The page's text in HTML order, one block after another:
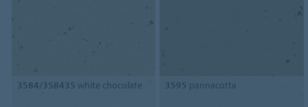
3584/358435 white chocolate 3595 pannacotta